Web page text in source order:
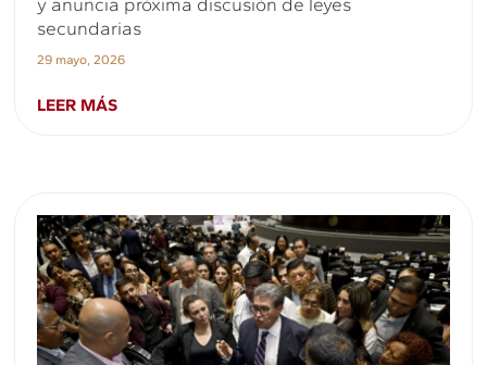
secundarias
29 mayo, 2026
LEER MÁS